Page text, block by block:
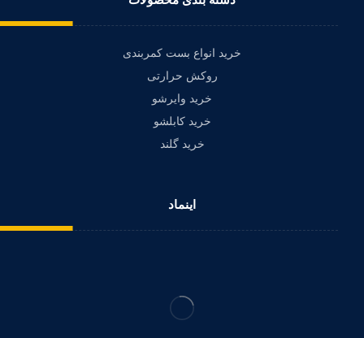
خرید انواع بست کمربندی
روکش حرارتی
خرید وایرشو
خرید کابلشو
خرید گلند
اینماد